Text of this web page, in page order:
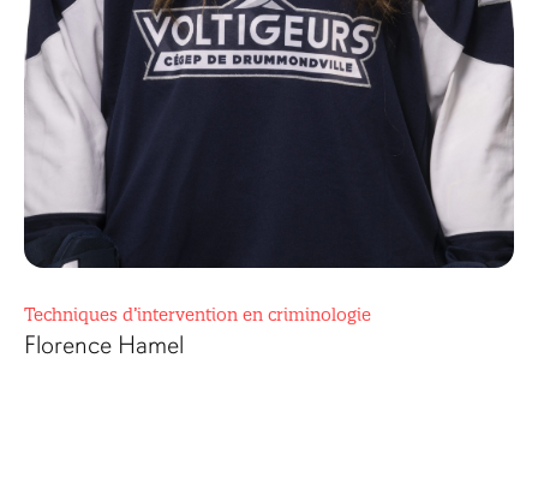
Techniques d’intervention en criminologie
Florence Hamel